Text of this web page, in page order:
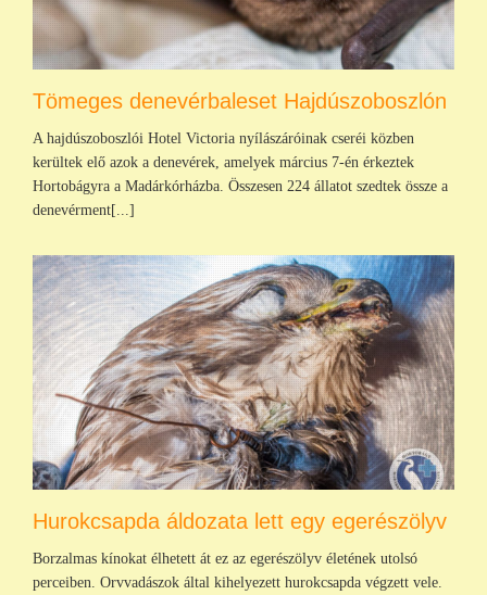
Tömeges denevérbaleset Hajdúszoboszlón
A hajdúszoboszlói Hotel Victoria nyílászáróinak cseréi közben
kerültek elő azok a denevérek, amelyek március 7-én érkeztek
Hortobágyra a Madárkórházba. Összesen 224 állatot szedtek össze a
denevérment[...]
Hurokcsapda áldozata lett egy egerészölyv
Borzalmas kínokat élhetett át ez az egerészölyv életének utolsó
perceiben. Orvvadászok által kihelyezett hurokcsapda végzett vele.